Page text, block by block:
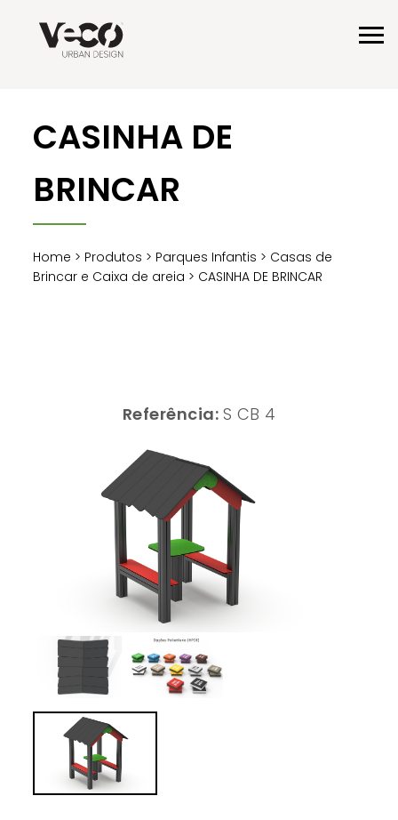
CASINHA DE
BRINCAR
Home > Produtos > Parques Infantis > Casas de
Brincar e Caixa de areia > CASINHA DE BRINCAR
Referência: S CB 4